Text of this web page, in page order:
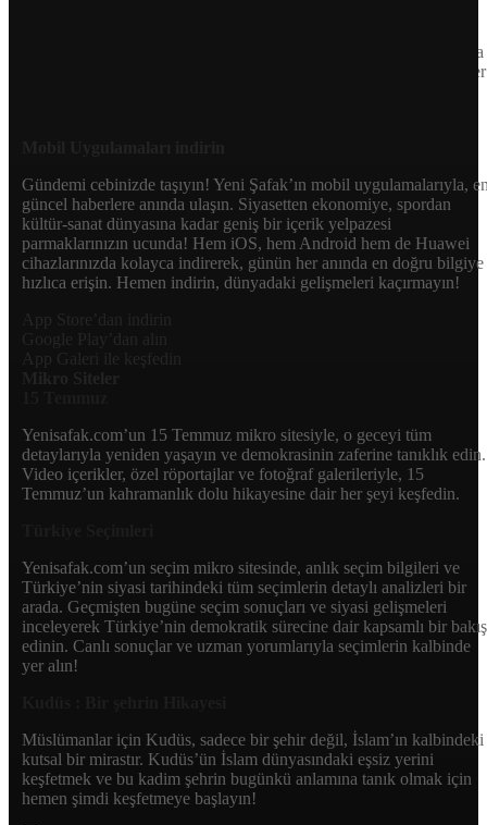
bir yelpazede sunduğu haberlerle, hem Türkiye’de hem de dünyada
neler olup bittiğini anında öğrenin. Dijital platformlarıyla her an, her
Gündemi cebinizde taşıyın! Yeni Şafak’ın mobil uygulamalarıyla,
güncel haberlere anında ulaşın. Siyasetten ekonomiye, spordan
kültür-sanat dünyasına kadar geniş bir içerik yelpazesi
parmaklarınızın ucunda! Hem iOS, hem Android hem de Huawei
cihazlarınızda kolayca indirerek, günün her anında en doğru bilgiye
hızlıca erişin. Hemen indirin, dünyadaki gelişmeleri kaçırmayın!
App Galeri ile keşfedin
Yenisafak.com’un 15 Temmuz mikro sitesiyle, o geceyi tüm
detaylarıyla yeniden yaşayın ve demokrasinin zaferine tanıklık edin.
Video içerikler, özel röportajlar ve fotoğraf galerileriyle, 15
Temmuz’un kahramanlık dolu hikayesine dair her şeyi keşfedin.
Yenisafak.com’un seçim mikro sitesinde, anlık seçim bilgileri ve
Türkiye’nin siyasi tarihindeki tüm seçimlerin detaylı analizleri bir
arada. Geçmişten bugüne seçim sonuçları ve siyasi gelişmeleri
inceleyerek Türkiye’nin demokratik sürecine dair kapsamlı bir bakış
edinin. Canlı sonuçlar ve uzman yorumlarıyla seçimlerin kalbinde
yer alın!
Müslümanlar için Kudüs, sadece bir şehir değil, İslam’ın kalbindeki
kutsal bir mirastır. Kudüs’ün İslam dünyasındaki eşsiz yerini
keşfetmek ve bu kadim şehrin bugünkü anlamına tanık olmak için
hemen şimdi keşfetmeye başlayın!